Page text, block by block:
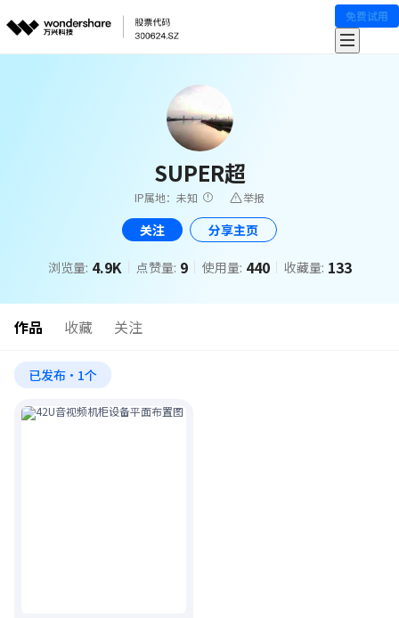
免费试用
SUPER超
IP属地：未知 举报
关注 分享主页
浏览量: 4.9K 点赞量: 9 使用量: 440 收藏量: 133
作品 收藏 关注
已发布·1个